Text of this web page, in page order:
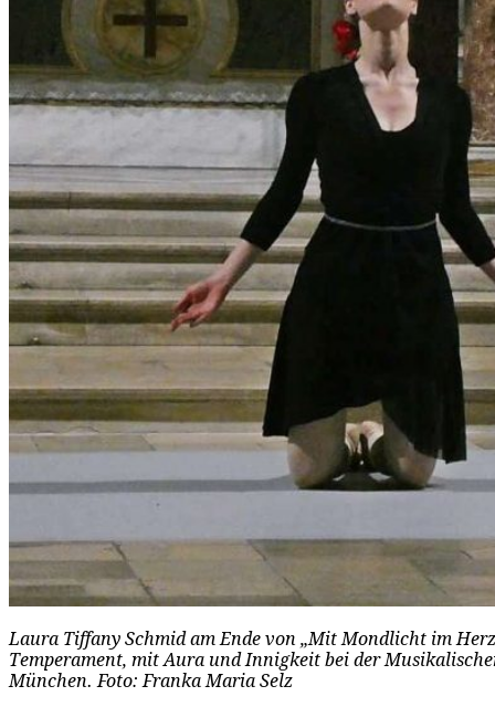
Laura Tiffany Schmid am Ende von „Mit Mondlicht im
Temperament, mit Aura und Innigkeit bei der
München. Foto: Franka Maria Selz